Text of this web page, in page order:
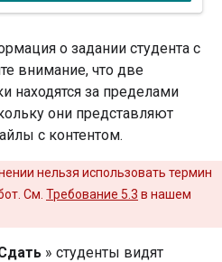
о задании студента с
внимание, что две
находятся за пределами
они представляют
с контентом.
нельзя использовать термин
См. Требование 5.3 в нашем
» студенты видят